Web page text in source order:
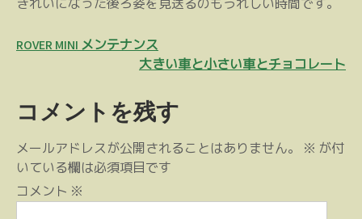
きれいになった後ろ姿を見送るのもうれしい時間です。
投
ビ
ゲ
ー
シ
ROVER MINI メンテナンス
大きい車と小さい車とチョコレート
コメントを残す
メールアドレスが公開されることはありません。 ※ が付
いている欄は必須項目です
コメント ※